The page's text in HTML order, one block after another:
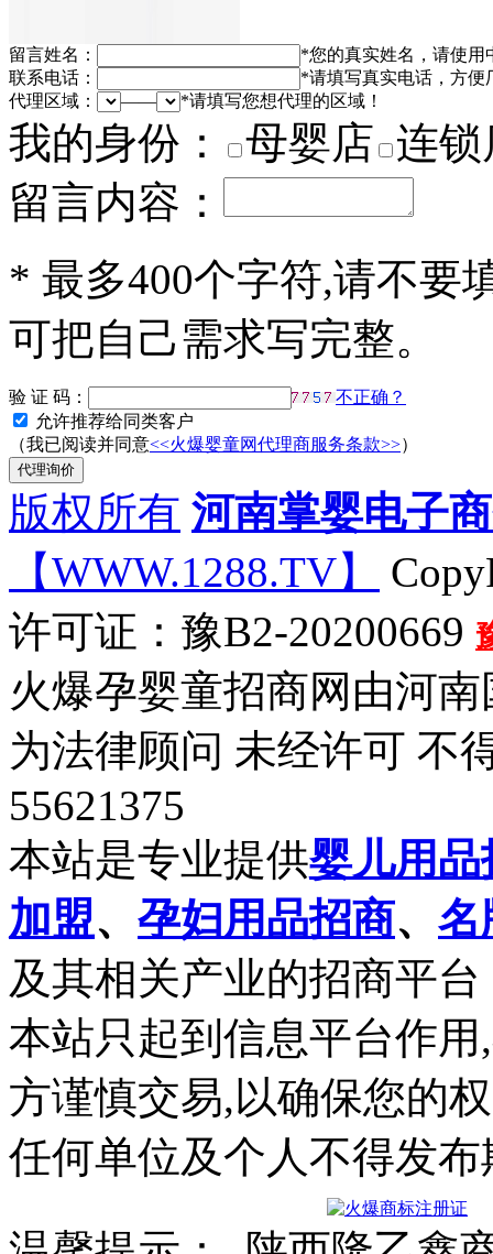
留言姓名： *您的真实姓名，请使用
联系电话：
*请填写真实电话，方便
代理区域：
—— *请填写您想代理的区域！
我的身份： 母婴店 连锁
留言内容：
* 最多400个字符,请不要
可把自己需求写完整。
验 证 码：
不正确？
允许推荐给同类客户
（我已阅读并同意<<火爆婴童网代理商服务条款>>）
版权所有 河南掌婴电子
【WWW.1288.TV】
许可证：豫B2-20200669
火爆孕婴童招商网由河
为法律顾问 未经许可 不
55621375
本站是专业提供婴儿用品
加盟、 孕妇用品招商、 名
及其相关产业的招商平台
本站只起到信息平台作
方谨慎交易,以确保您的
任何单位及个人不得发